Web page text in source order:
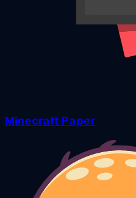
Minecraft Paper